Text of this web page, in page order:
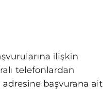
ilişkin
telefonlardan
adresine başvurana ait